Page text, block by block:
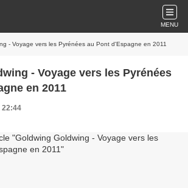
MENU
- Voyage vers les Pyrénées au Pont d'Espagne en 2011
- Voyage vers les Pyrénées
en 2011
22:44